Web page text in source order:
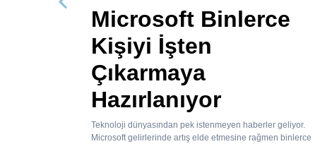
Microsoft Binlerce
Kişiyi İşten
Çıkarmaya
Hazırlanıyor
Teknoloji dünyasından pek istenmeyen haberler geliyor.
Microsoft gelirlerinde artış elde etmesine rağmen binlerce
Önceki